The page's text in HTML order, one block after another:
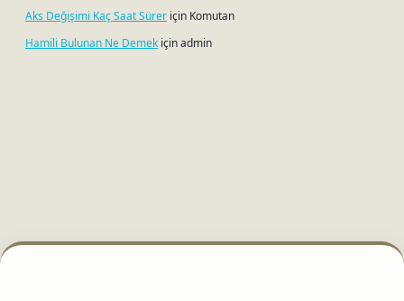
Aks Değişimi Kaç Saat Sürer için Komutan
Hamili Bulunan Ne Demek içinadmin